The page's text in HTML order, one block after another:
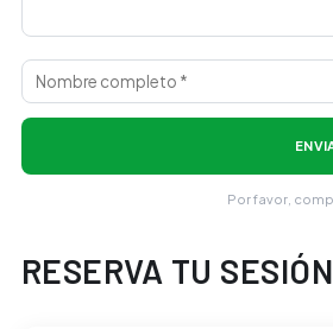
Por favor,
RESERVA TU